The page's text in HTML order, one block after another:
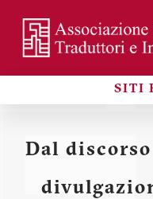
contenuto
principale
SITI
Dal